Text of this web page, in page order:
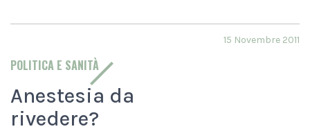
POLITICA E SANITÀ
15 Novembre 2011
Anestesia da
rivedere?